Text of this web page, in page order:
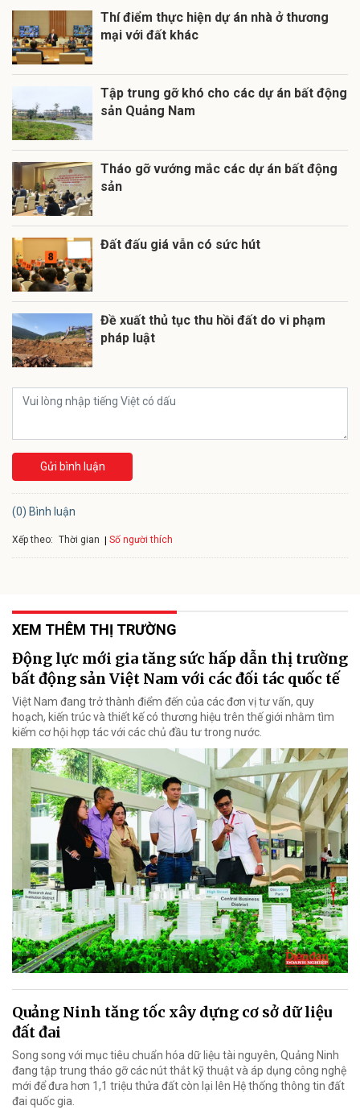
Thí điểm thực hiện dự án nhà ở thương
mại với đất khác
Tập trung gỡ khó cho các dự án bất động
sản Quảng Nam
Tháo gỡ vướng mắc các dự án bất động
sản
Đất đấu giá vẫn có sức hút
Đề xuất thủ tục thu hồi đất do vi phạm
pháp luật
Gửi bình luận
(0) Bình luận
Xếp theo: Thời gian Số người thích
XEM THÊM THỊ TRƯỜNG
Động lực mới gia tăng sức hấp dẫn thị trường
bất động sản Việt Nam với các đối tác quốc tế
Việt Nam đang trở thành điểm đến của các đơn vị tư vấn, quy
hoạch, kiến trúc và thiết kế có thương hiệu trên thế giới nhằm tìm
kiếm cơ hội hợp tác với các chủ đầu tư trong nước.
Quảng Ninh tăng tốc xây dựng cơ sở dữ liệu
đất đai
Song song với mục tiêu chuẩn hóa dữ liệu tài nguyên, Quảng Ninh
đang tập trung tháo gỡ các nút thắt kỹ thuật và áp dụng công nghệ
mới để đưa hơn 1,1 triệu thửa đất còn lại lên Hệ thống thông tin đất
đai quốc gia.